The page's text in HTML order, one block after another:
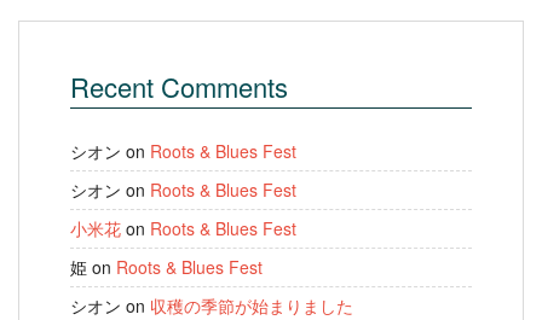
Recent Comments
シオン on Roots & Blues Fest
シオン on Roots & Blues Fest
小米花 on Roots & Blues Fest
姫 on Roots & Blues Fest
シオン on 収穫の季節が始まりました